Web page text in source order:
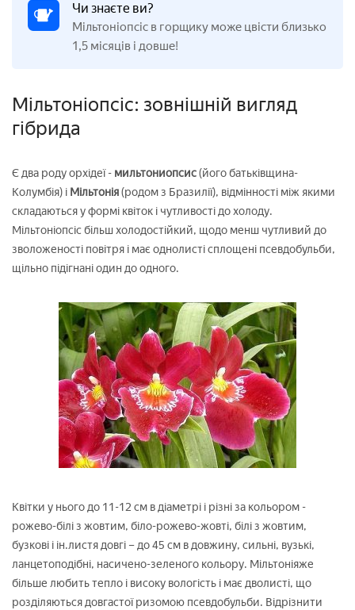
Чи знаєте ви?
Мільтоніопсіс в горщику може цвісти близько
1,5 місяців і довше!
Мільтоніопсіс: зовнішній вигляд
гібрида
Є два роду орхідеї - мильтониопсис(його батьківщина-
Колумбія) і Мільтонія(родом з Бразилії), відмінності між якими
складаються у формі квіток і чутливості до холоду.
Мільтоніопсіс більш холодостійкий, щодо менш чутливий до
зволоженості повітря і має однолисті сплощені псевдобульби,
щільно підігнані один до одного.
Квітки у нього до 11-12 см в діаметрі і різні за кольором -
рожево-білі з жовтим, біло-рожево-жовті, білі з жовтим,
бузкові і ін.листя довгі – до 45 см в довжину, сильні, вузькі,
ланцетоподібні, насичено-зеленого кольору. Мільтоніяже
більше любить тепло і високу вологість і має дволисті, що
розділяються довгастої ризомою псевдобульби. Відрізнити